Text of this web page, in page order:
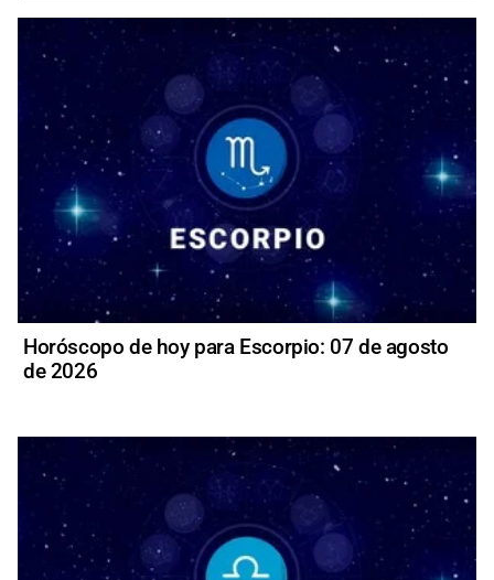
Horóscopo de hoy para Escorpio: 07 de agosto
de 2026